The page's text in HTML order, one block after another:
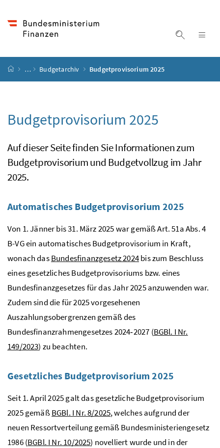
Suche
Startseite
… Budgetarchiv Budgetprovisorium 2025
Budgetprovisorium 2025
Auf dieser Seite finden Sie Informationen zum
Budgetprovisorium und Budgetvollzug im Jahr
2025.
Automatisches Budgetprovisorium 2025
Von 1. Jänner bis 31. März 2025 war gemäß Art. 51a Abs. 4
B-VG ein automatisches Budgetprovisorium in Kraft,
wonach dasBundesfinanzgesetz 2024bis zum Beschluss
eines gesetzliches Budgetprovisoriums bzw. eines
Bundesfinanzgesetzes für das Jahr 2025 anzuwenden war.
Zudem sind die für 2025 vorgesehenen
Auszahlungsobergrenzen gemäß des
Bundesfinanzrahmengesetzes 2024‑2027 (BGBl. I Nr.
149/2023) zu beachten.
Gesetzliches Budgetprovisorium 2025
Seit 1. April 2025 galt das gesetzliche Budgetprovisorium
2025 gemäßBGBl. I Nr. 8/2025, welches aufgrund der
neuen Ressortverteilung gemäß Bundesministeriengesetz
1986 (BGBl. I Nr. 10/2025) novelliert wurde und in der